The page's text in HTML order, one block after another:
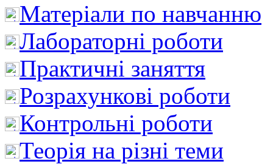
Матеріали по навчанню
Лабораторні роботи
Практичні заняття
Розрахункові роботи
Контрольні роботи
Теорія на різні теми